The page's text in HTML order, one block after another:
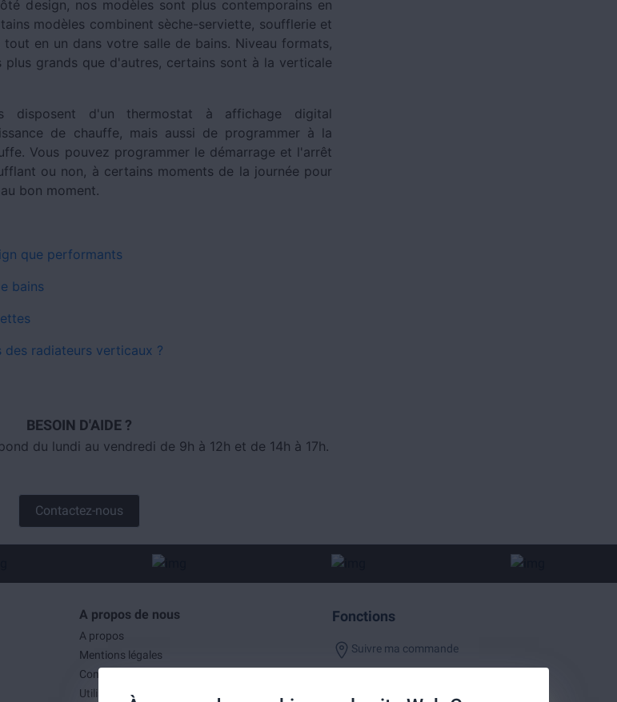
design, nos modèles sont plus contemporains en
modèles combinent sèche-serviette, soufflerie et
en un dans votre salle de bains. Niveau formats,
plus grands que d'autres, certains sont à la verticale
disposent d'un thermostat à affichage digital
de chauffe, mais aussi de programmer à la
Vous pouvez programmer le démarrage et l'arrêt
ou non, à certains moments de la journée pour
bon moment.
que performants
bains
des radiateurs verticaux ?
BESOIN D'AIDE ?
du lundi au vendredi de 9h à 12h et de 14h à 17h.
Contactez-nous
A propos de nous
A propos
Mentions légales
Conditions générales de ventes
Utilisation des cookies
Fonctions
Suivre ma commande